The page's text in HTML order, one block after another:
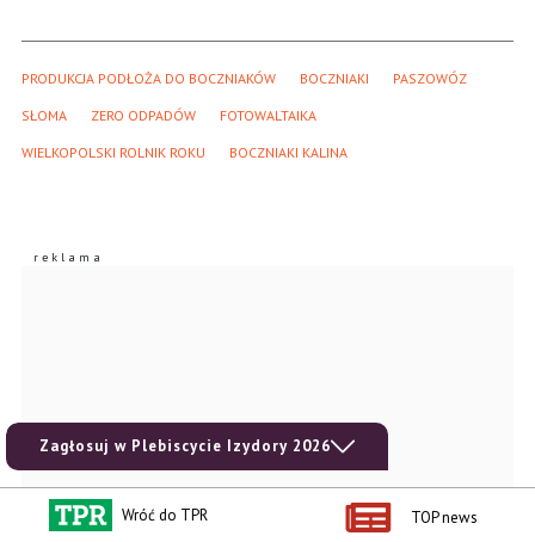
PRODUKCJA PODŁOŻA DO BOCZNIAKÓW BOCZNIAKI PASZOWÓZ
SŁOMA ZERO ODPADÓW FOTOWALTAIKA
WIELKOPOLSKI ROLNIK ROKU BOCZNIAKI KALINA
Zagłosuj w Plebiscycie Izydory 2026
Wróć do TPR TOP news